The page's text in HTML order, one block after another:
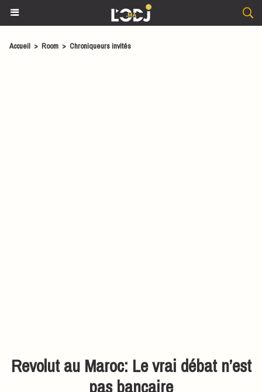
Accueil > Room > Chroniqueurs invités
Revolut au Maroc: Le vrai débat n’est
pas bancaire